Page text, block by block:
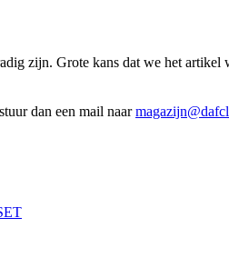
zijn. Grote kans dat we het artikel
dan een mail naar